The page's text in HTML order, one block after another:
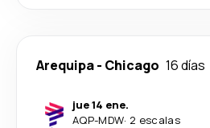
Arequipa- Chicago 16 días
jue 14 ene.
AQP-MDW· 2 escalas